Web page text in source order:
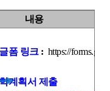
내용
폼 링크: https://
계획서 제출